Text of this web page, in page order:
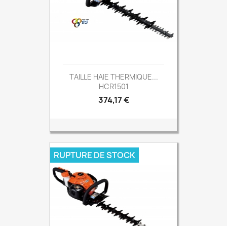
TAILLE HAIE THERMIQUE...
HCR1501
Prix
374,17 €
RUPTURE DE STOCK